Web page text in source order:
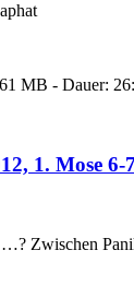
MB - Dauer:
1. Mose 6-7
Zwischen